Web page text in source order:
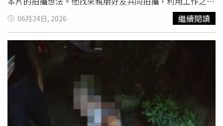
的週末，耗時一年，一點一滴累積片段而成。尤其諾蘭著名
的「非線性敘事」手法，也早就在此時形成，該特色不僅是
劇本創作上的考量，諾蘭更透露是連戲的小妙招。曾執導
《全面啟動》（Inception）、《星際效應》
（Interstellar）、《奧本海默》（Oppenheimer）等多部
經典傑作的「金獎名導」克里斯多福諾蘭，由他編導的起點
之作《跟蹤》，即將首度登上台灣大銀幕。當年，他居住在
倫敦市區，每日面對擁擠來往的人潮，讓他開始思考人與人
之間的社會規範，想著：「跟蹤陌生人會是什麼感覺？」更
意識到那種行為，其實非常具有誘惑力；一旦踏上那條路
06月24日, 2026 繼續閱讀